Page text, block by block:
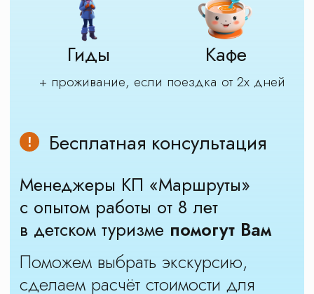
Оставьте заявку на
экскурсию
Мы свяжемся с вами через 5 минут.
Расскажем подробно про экскурсию